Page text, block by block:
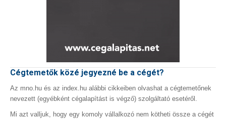
Cégtemetők közé jegyezné be a cégét?
Az mno.hu és az index.hu alábbi cikkeiben olvashat a cégtemetőnek
nevezett (egyébként cégalapítást is végző) szolgáltató esetéről.
Mi azt valljuk, hogy egy komoly vállalkozó nem kötheti össze a cégét